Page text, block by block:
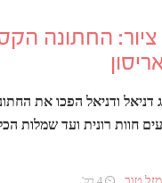
ציור: החתונה
דניאל ודניאל הפכו את
חוות רונית ועד שמלות